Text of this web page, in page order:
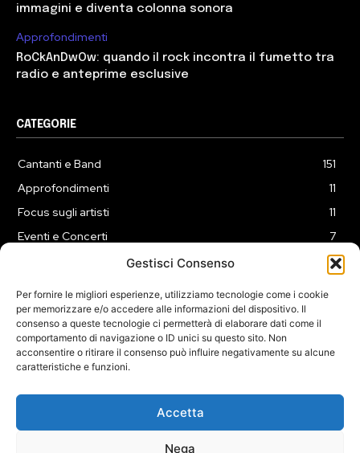
Gestisci Consenso
Per fornire le migliori esperienze, utilizziamo tecnologie come i cookie
per memorizzare e/o accedere alle informazioni del dispositivo. Il
consenso a queste tecnologie ci permetterà di elaborare dati come il
comportamento di navigazione o ID unici su questo sito. Non
acconsentire o ritirare il consenso può influire negativamente su alcune
caratteristiche e funzioni.
Accetta
Nega
immagini e diventa colonna sonora
Approfondimenti
RoCkAnDwOw: quando il rock incontra il fumetto tra
radio e anteprime esclusive
CATEGORIE
Cantanti e Band
151
Approfondimenti
11
Focus sugli artisti
11
Eventi e Concerti
7
3
COOKIE POLICY (UE)
Sede legale in Via Alessio Baldovinetti 13 - 00142 - Roma - P.Iva: